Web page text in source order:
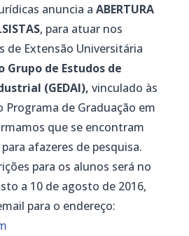
anuncia a ABERTURA
, para atuar nos
de Extensão Universitária
Grupo de Estudos de
(GEDAI), vinculado às
Programa de Graduação em
que se encontram
afazeres de pesquisa.
para os alunos será no
a 10 de agosto de 2016,
para o endereço: